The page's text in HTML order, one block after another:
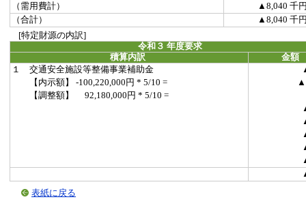
（需用費計）
▲8,040 千
（合計）
▲8,040 千
[特定財源の内訳]
令和３ 年度要求
積算内訳
金額
１ 交通安全施設等整備事業補助金
【内示額】 -100,220,000円 * 5/10 =
【調整額】 92,180,000円 * 5/10 =
表紙に戻る